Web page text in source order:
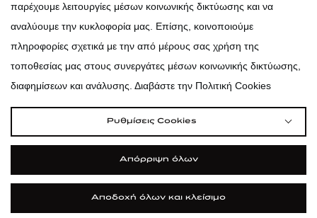
| Πολιτική Cookies | Κώδικας Δεοντολογίας
Προστασία Προσωπικών Δεδομένων
παρέχουμε λειτουργίες μέσων κοινωνικής δικτύωσης και να
αναλύουμε την κυκλοφορία μας. Επίσης, κοινοποιούμε
πληροφορίες σχετικά με την από μέρους σας χρήση της
τοποθεσίας μας στους συνεργάτες μέσων κοινωνικής δικτύωσης,
διαφημίσεων και ανάλυσης. Διαβάστε την Πολιτική Cookies
Ρυθμίσεις Cookies
Απόρριψη όλων
Αποδοχή όλων και κλείσιμο